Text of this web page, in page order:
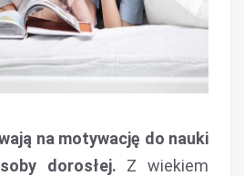
na motywację do nauki
dorosłej. Z wiekiem